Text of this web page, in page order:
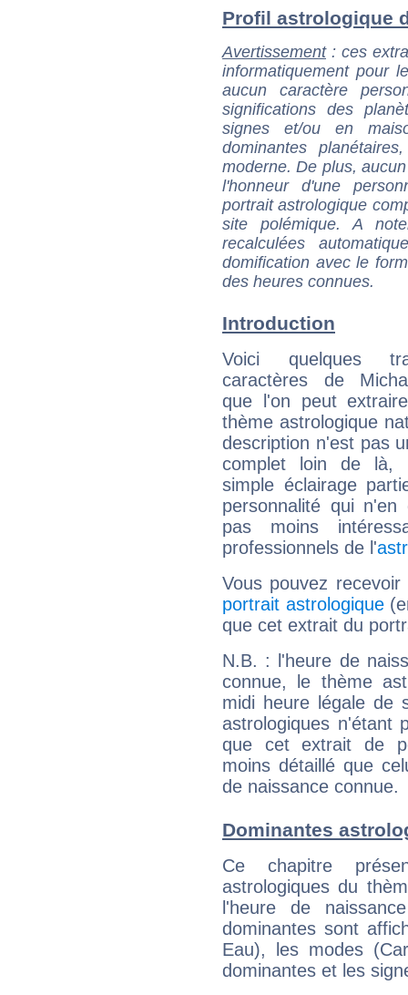
Profil astrologique
Avertissement: ces
informatiquement pour
aucun caractère
significations des
signes et/ou en
dominantes
moderne. De plus,
l'honneur d'une
portrait astrologique
site polémique. A
recalculées
domification avec le
des heures connues.
Introduction
Voici quelques
caractères de
que l'on peut
thème astrologique
description n'est pas
complet loin de là,
simple éclairage
personnalité qui n'en
pas moins
professionnels de l'
Vous pouvez
portrait astrologique
que cet extrait du
N.B. : l'heure de
connue, le thème
midi heure légale de
astrologiques n'étant
que cet extrait de
moins détaillé que
de naissance connue.
Dominantes
Ce chapitre
astrologiques du
l'heure de
dominantes sont
Eau), les modes
dominantes et les